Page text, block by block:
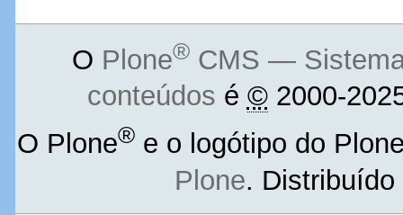
O Plone®CMS — Sistema
conteúdos é ©2000-
O Plone® e o logótipo do
Plone.